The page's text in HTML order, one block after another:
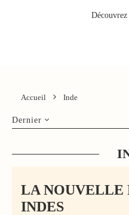
Découvrez
Accueil Inde
Dernier
LA NOUVELLE
INDES